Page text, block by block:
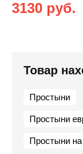
3130 руб.
Товар
Простыни
Простыни
Простыни